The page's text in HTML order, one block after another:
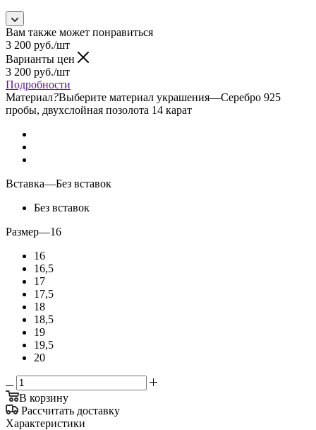
Вам также может понравиться
3 200 руб./шт
Варианты цен
3 200 руб./шт
Подробности
Материал?Выберите материал украшения—Серебро 925
пробы, двухслойная позолота 14 карат
Вставка—Без вставок
Без вставок
Размер—16
16
16,5
17
17,5
18
18,5
19
19,5
20
В корзину
Рассчитать доставку
Характеристики